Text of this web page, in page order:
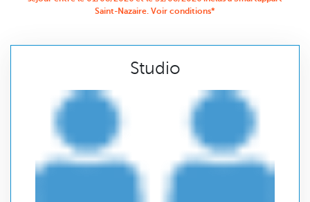
Saint-Nazaire. Voir conditions*
Studio